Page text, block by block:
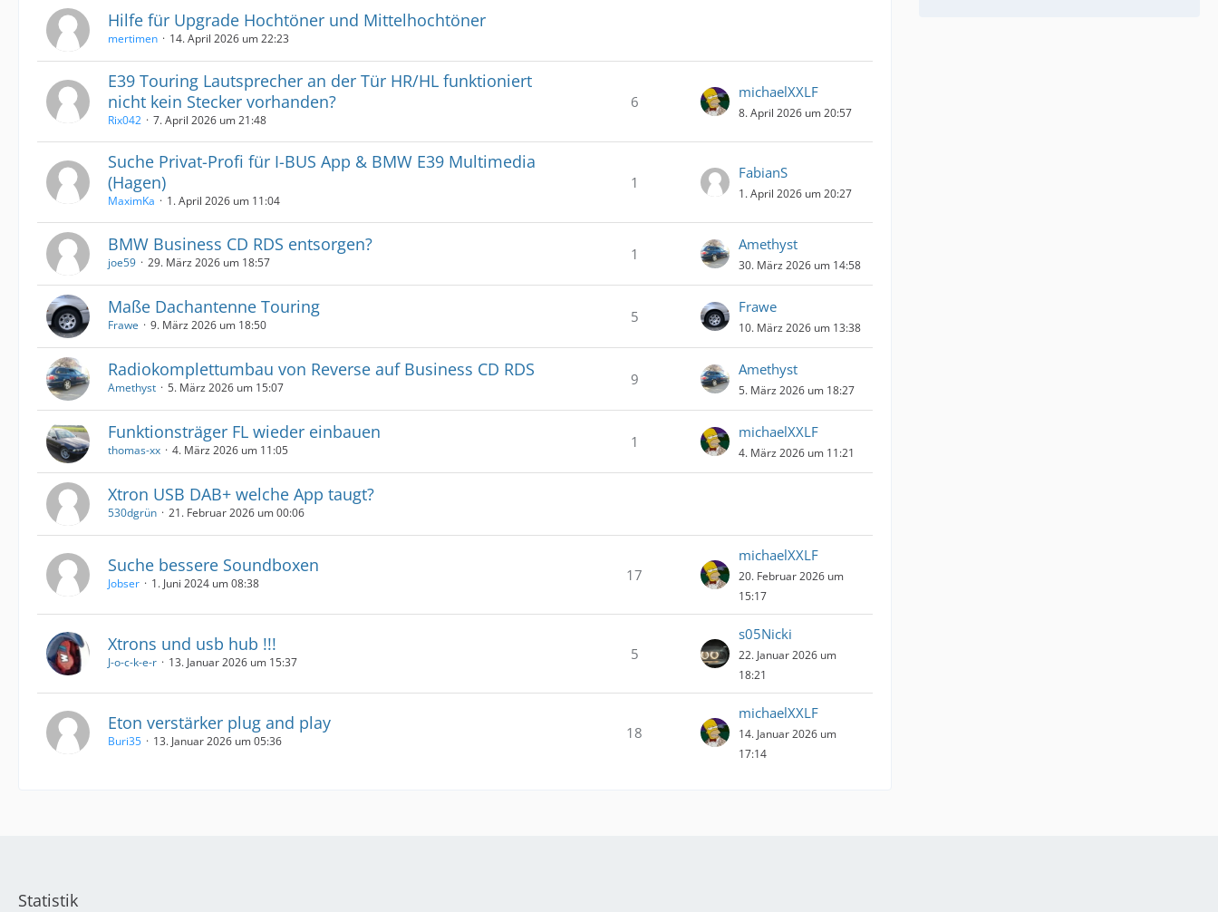
Hilfe für Upgrade Hochtöner und Mittelhochtöner
mertimen 14. April 2026 um 22:23
E39 Touring Lautsprecher an der Tür HR/HL funktioniert
nicht kein Stecker vorhanden?
Rix042 7. April 2026 um 21:48
6
michaelXXLF
8. April 2026 um 20:57
Suche Privat-Profi für I-BUS App & BMW E39 Multimedia
(Hagen)
MaximKa 1. April 2026 um 11:04
1
FabianS
1. April 2026 um 20:27
BMW Business CD RDS entsorgen?
joe59 29. März 2026 um 18:57 1
Amethyst
30. März 2026 um 14:58
Maße Dachantenne Touring
Frawe 9. März 2026 um 18:50 5
Frawe
10. März 2026 um 13:38
Radiokomplettumbau von Reverse auf Business CD RDS
Amethyst 5. März 2026 um 15:07 9
Amethyst
5. März 2026 um 18:27
Funktionsträger FL wieder einbauen
thomas-xx 4. März 2026 um 11:05 1
michaelXXLF
4. März 2026 um 11:21
Xtron USB DAB+ welche App taugt?
530dgrün 21. Februar 2026 um 00:06
Suche bessere Soundboxen
Jobser 1. Juni 2024 um 08:38 17
michaelXXLF
20. Februar 2026 um
15:17
Xtrons und usb hub !!!
J-o-c-k-e-r 13. Januar 2026 um 15:37 5
s05Nicki
22. Januar 2026 um
18:21
Eton verstärker plug and play
Buri35 13. Januar 2026 um 05:36 18
michaelXXLF
14. Januar 2026 um
17:14
Statistik